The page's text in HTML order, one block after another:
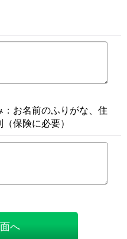
お名前のふりがな、住
保険に必要）
へ